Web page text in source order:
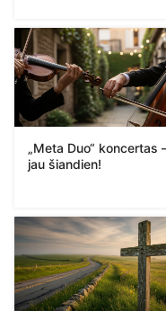
„Meta Duo“ koncertas
jau šiandien!